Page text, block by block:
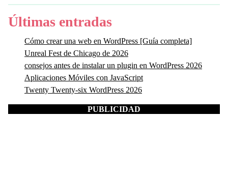
Últimas entradas
Cómo crear una web en WordPress [Guía completa]
Unreal Fest de Chicago de 2026
consejos antes de instalar un plugin en WordPress 2026
Aplicaciones Móviles con JavaScript
Twenty Twenty-six WordPress 2026
PUBLICIDAD